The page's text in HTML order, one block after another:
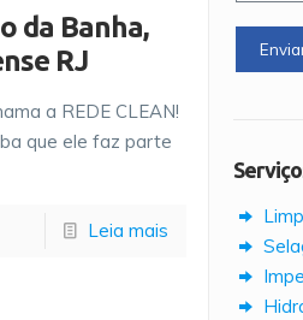
da Banha,
RJ
a REDE CLEAN!
que ele faz parte
Leia mais